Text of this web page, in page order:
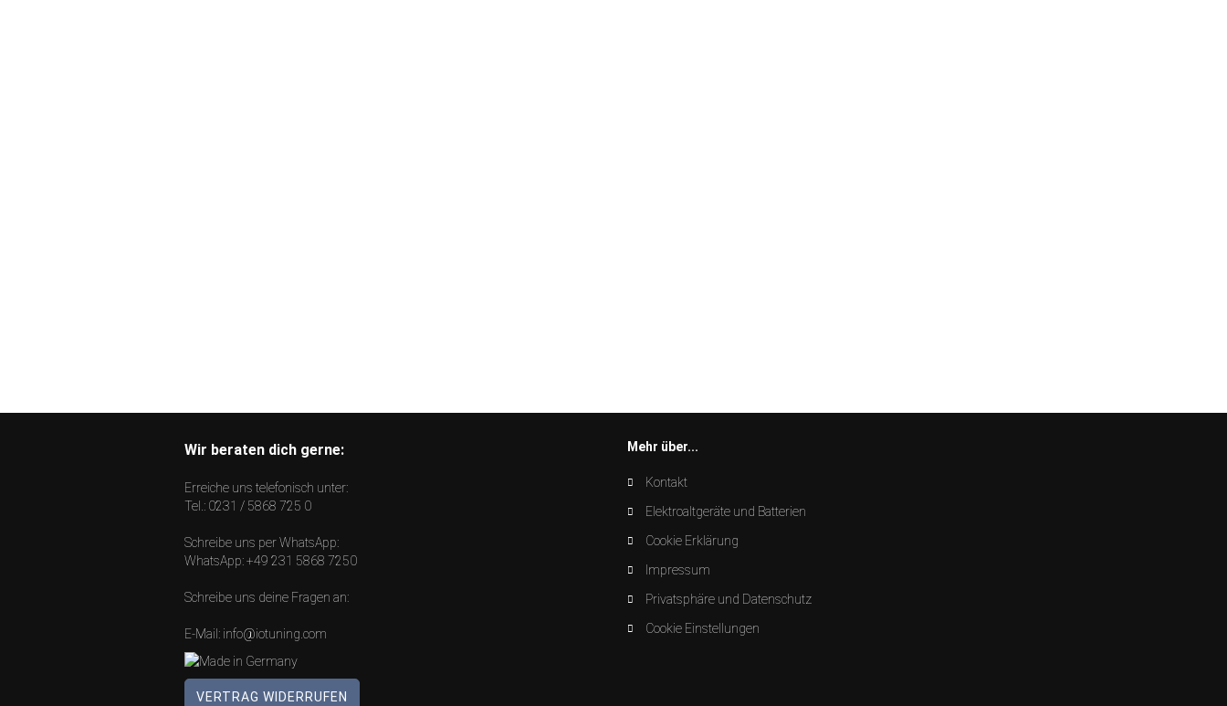
Wir beraten dich gerne:
Erreiche uns telefonisch unter:
Tel.: 0231 / 5868 725 0
Schreibe uns per WhatsApp:
WhatsApp:+49 231 5868 7250
Schreibe uns deine Fragen an:
E-Mail: info@iotuning.com
VERTRAG WIDERRUFEN
Mehr über...
Kontakt
Elektroaltgeräte und Batterien
Cookie Erklärung
Impressum
Privatsphäre und Datenschutz
Cookie Einstellungen